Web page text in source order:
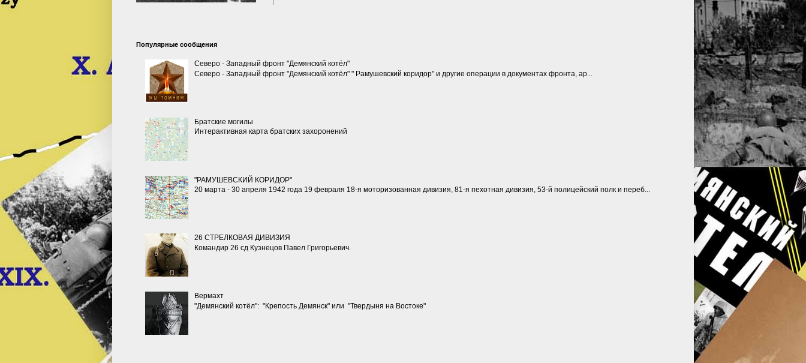
Популярные сообщения
Северо - Западный фронт "Демянский котёл"
Северо - Западный фронт "Демянский котёл" " Рамушевский коридор" и другие операции в документах фронта, ар...
Братские могилы
Интерактивная карта братских захоронений
"РАМУШЕВСКИЙ КОРИДОР"
20 марта - 30 апреля 1942 года 19 февраля 18-я моторизованная дивизия, 81-я пехотная дивизия, 53-й полицейский полк и переб...
26 СТРЕЛКОВАЯ ДИВИЗИЯ
Командир 26 сд Кузнецов Павел Григорьевич.
Вермахт
"Демянский котёл": "Крепость Демянск" или "Твердыня на Востоке"